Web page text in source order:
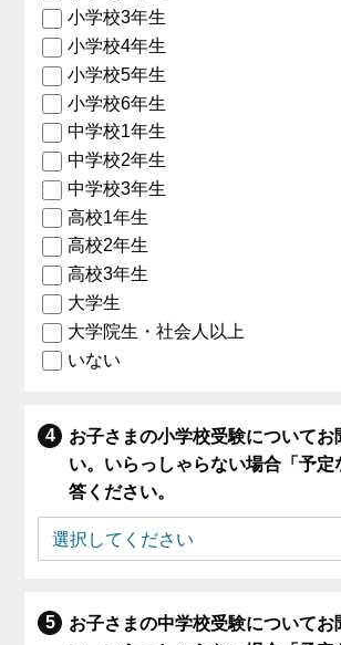
小学校3年生
小学校4年生
小学校5年生
小学校6年生
中学校1年生
中学校2年生
中学校3年生
高校1年生
高校2年生
高校3年生
大学生
大学院生・社会人以上
いない
お子さまの小学校受験についてお
い。いらっしゃらない場合「予定
答ください。
お子さまの中学校受験についてお